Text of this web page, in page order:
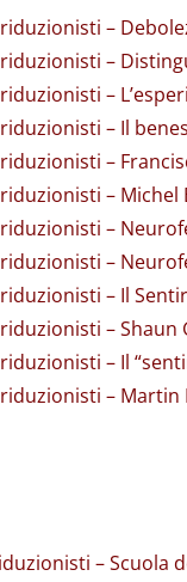
–
–
–
– Il
–
–
–
–
– Il
–
– Il
–
– Scuola